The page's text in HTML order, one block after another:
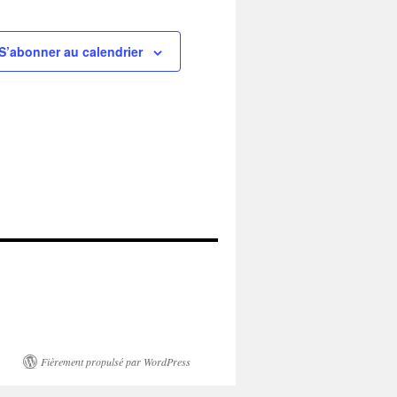
au calendrier
Fièrement propulsé par WordPress